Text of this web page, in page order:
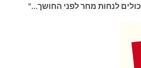
לנחות מחר לפני החושך…"